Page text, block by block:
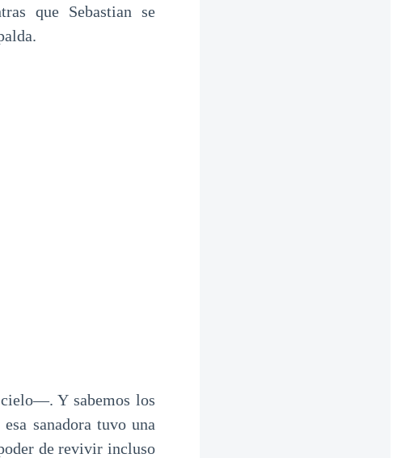
que Sebastian se
Y sabemos los
sanadora tuvo una
de revivir incluso